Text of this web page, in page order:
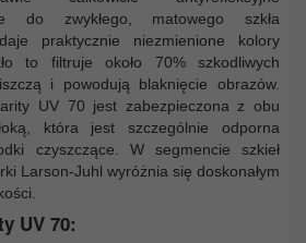
do zwykłego, matowego szkła
praktycznie niezmienione kolory
to filtruje około 70% szkodliwych
i powodują blaknięcie obrazów.
UV 70 jest zabezpieczona z obu
która jest szczególnie odporna
czyszczące. W segmencie szkieł
Larson-Juhl wyróżnia się doskonałym
UV 70: